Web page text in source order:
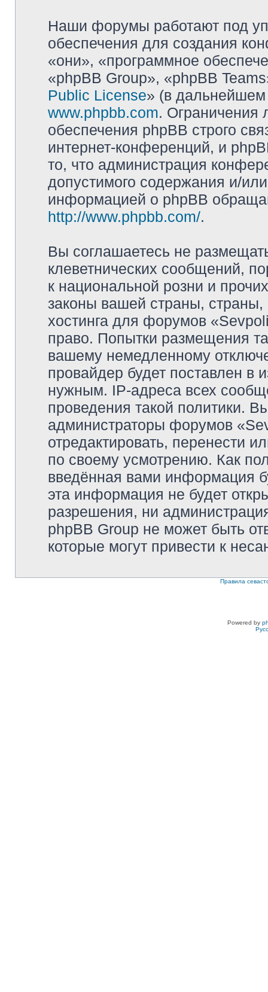
Наши форумы работают под
обеспечения для создания
«они», «программное
«phpBB Group», «phpBB
Public License» (в дальнейшем
www.phpbb.com. Ограничения
обеспечения phpBB строго
интернет-конференций, и
то, что администрация
допустимого содержания и/
информацией о phpBB
http://www.phpbb.com/.
Вы соглашаетесь не
клеветнических сообщений,
к национальной розни и
законы вашей страны, страны,
хостинга для форумов
право. Попытки размещения
вашему немедленному
провайдер будет поставлен в
нужным. IP-адреса всех
проведения такой политики.
администраторы форумов
отредактировать, перенести
по своему усмотрению. Как
введённая вами информация
эта информация не будет
разрешения, ни
phpBB Group не может быть
которые могут привести к
Правила
Powered by